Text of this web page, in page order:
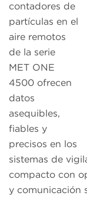
contadores de
partículas en el
aire remotos
de la serie
MET ONE
4500 ofrecen
datos
asequibles,
fiables y
precisos en los
sistemas de
compacto con
y comunicación